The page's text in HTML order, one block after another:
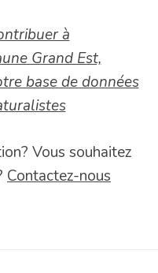
à
Grand Est,
base de données
Vous souhaitez
Contactez-nous